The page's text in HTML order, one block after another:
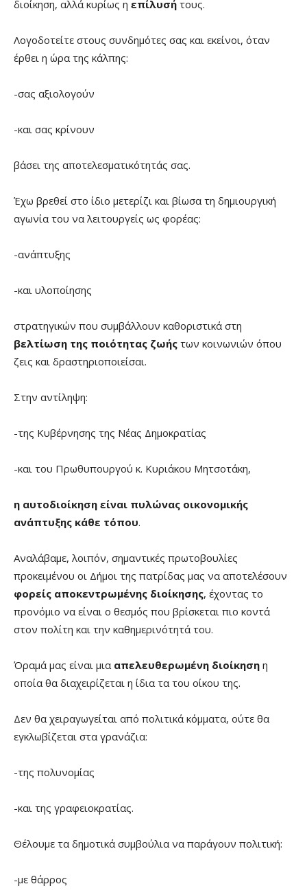
διοίκηση, αλλά κυρίως η επίλυσή τους.
Λογοδοτείτε στους συνδημότες σας και εκείνοι, όταν
έρθει η ώρα της κάλπης:
-σας αξιολογούν
-και σας κρίνουν
βάσει της αποτελεσματικότητάς σας.
Έχω βρεθεί στο ίδιο μετερίζι και βίωσα τη δημιουργική
αγωνία του να λειτουργείς ως φορέας:
-ανάπτυξης
-και υλοποίησης
στρατηγικών που συμβάλλουν καθοριστικά στη
βελτίωση της ποιότητας ζωής των κοινωνιών όπου
ζεις και δραστηριοποιείσαι.
Στην αντίληψη:
-της Κυβέρνησης της Νέας Δημοκρατίας
-και του Πρωθυπουργού κ. Κυριάκου Μητσοτάκη,
η αυτοδιοίκηση είναι πυλώνας οικονομικής
ανάπτυξης κάθε τόπου.
Αναλάβαμε, λοιπόν, σημαντικές πρωτοβουλίες
προκειμένου οι Δήμοι της πατρίδας μας να αποτελέσουν
φορείς αποκεντρωμένης διοίκησης, έχοντας το
προνόμιο να είναι ο θεσμός που βρίσκεται πιο κοντά
στον πολίτη και την καθημερινότητά του.
Όραμά μας είναι μια απελευθερωμένη διοίκηση η
οποία θα διαχειρίζεται η ίδια τα του οίκου της.
Δεν θα χειραγωγείται από πολιτικά κόμματα, ούτε θα
εγκλωβίζεται στα γρανάζια:
-της πολυνομίας
-και της γραφειοκρατίας.
Θέλουμε τα δημοτικά συμβούλια να παράγουν πολιτική:
-με θάρρος